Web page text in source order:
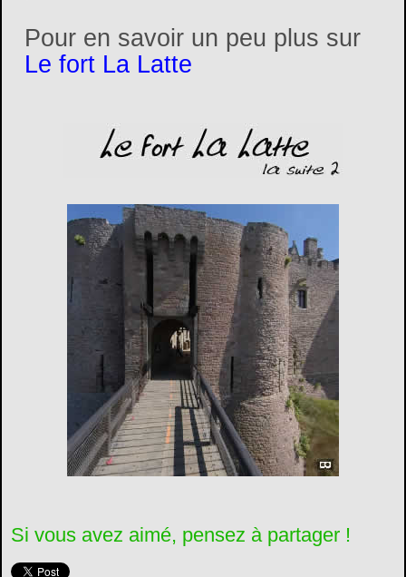
Pour en savoir un peu plus sur
Le fort La Latte
Si vous avez aimé, pensez à partager !